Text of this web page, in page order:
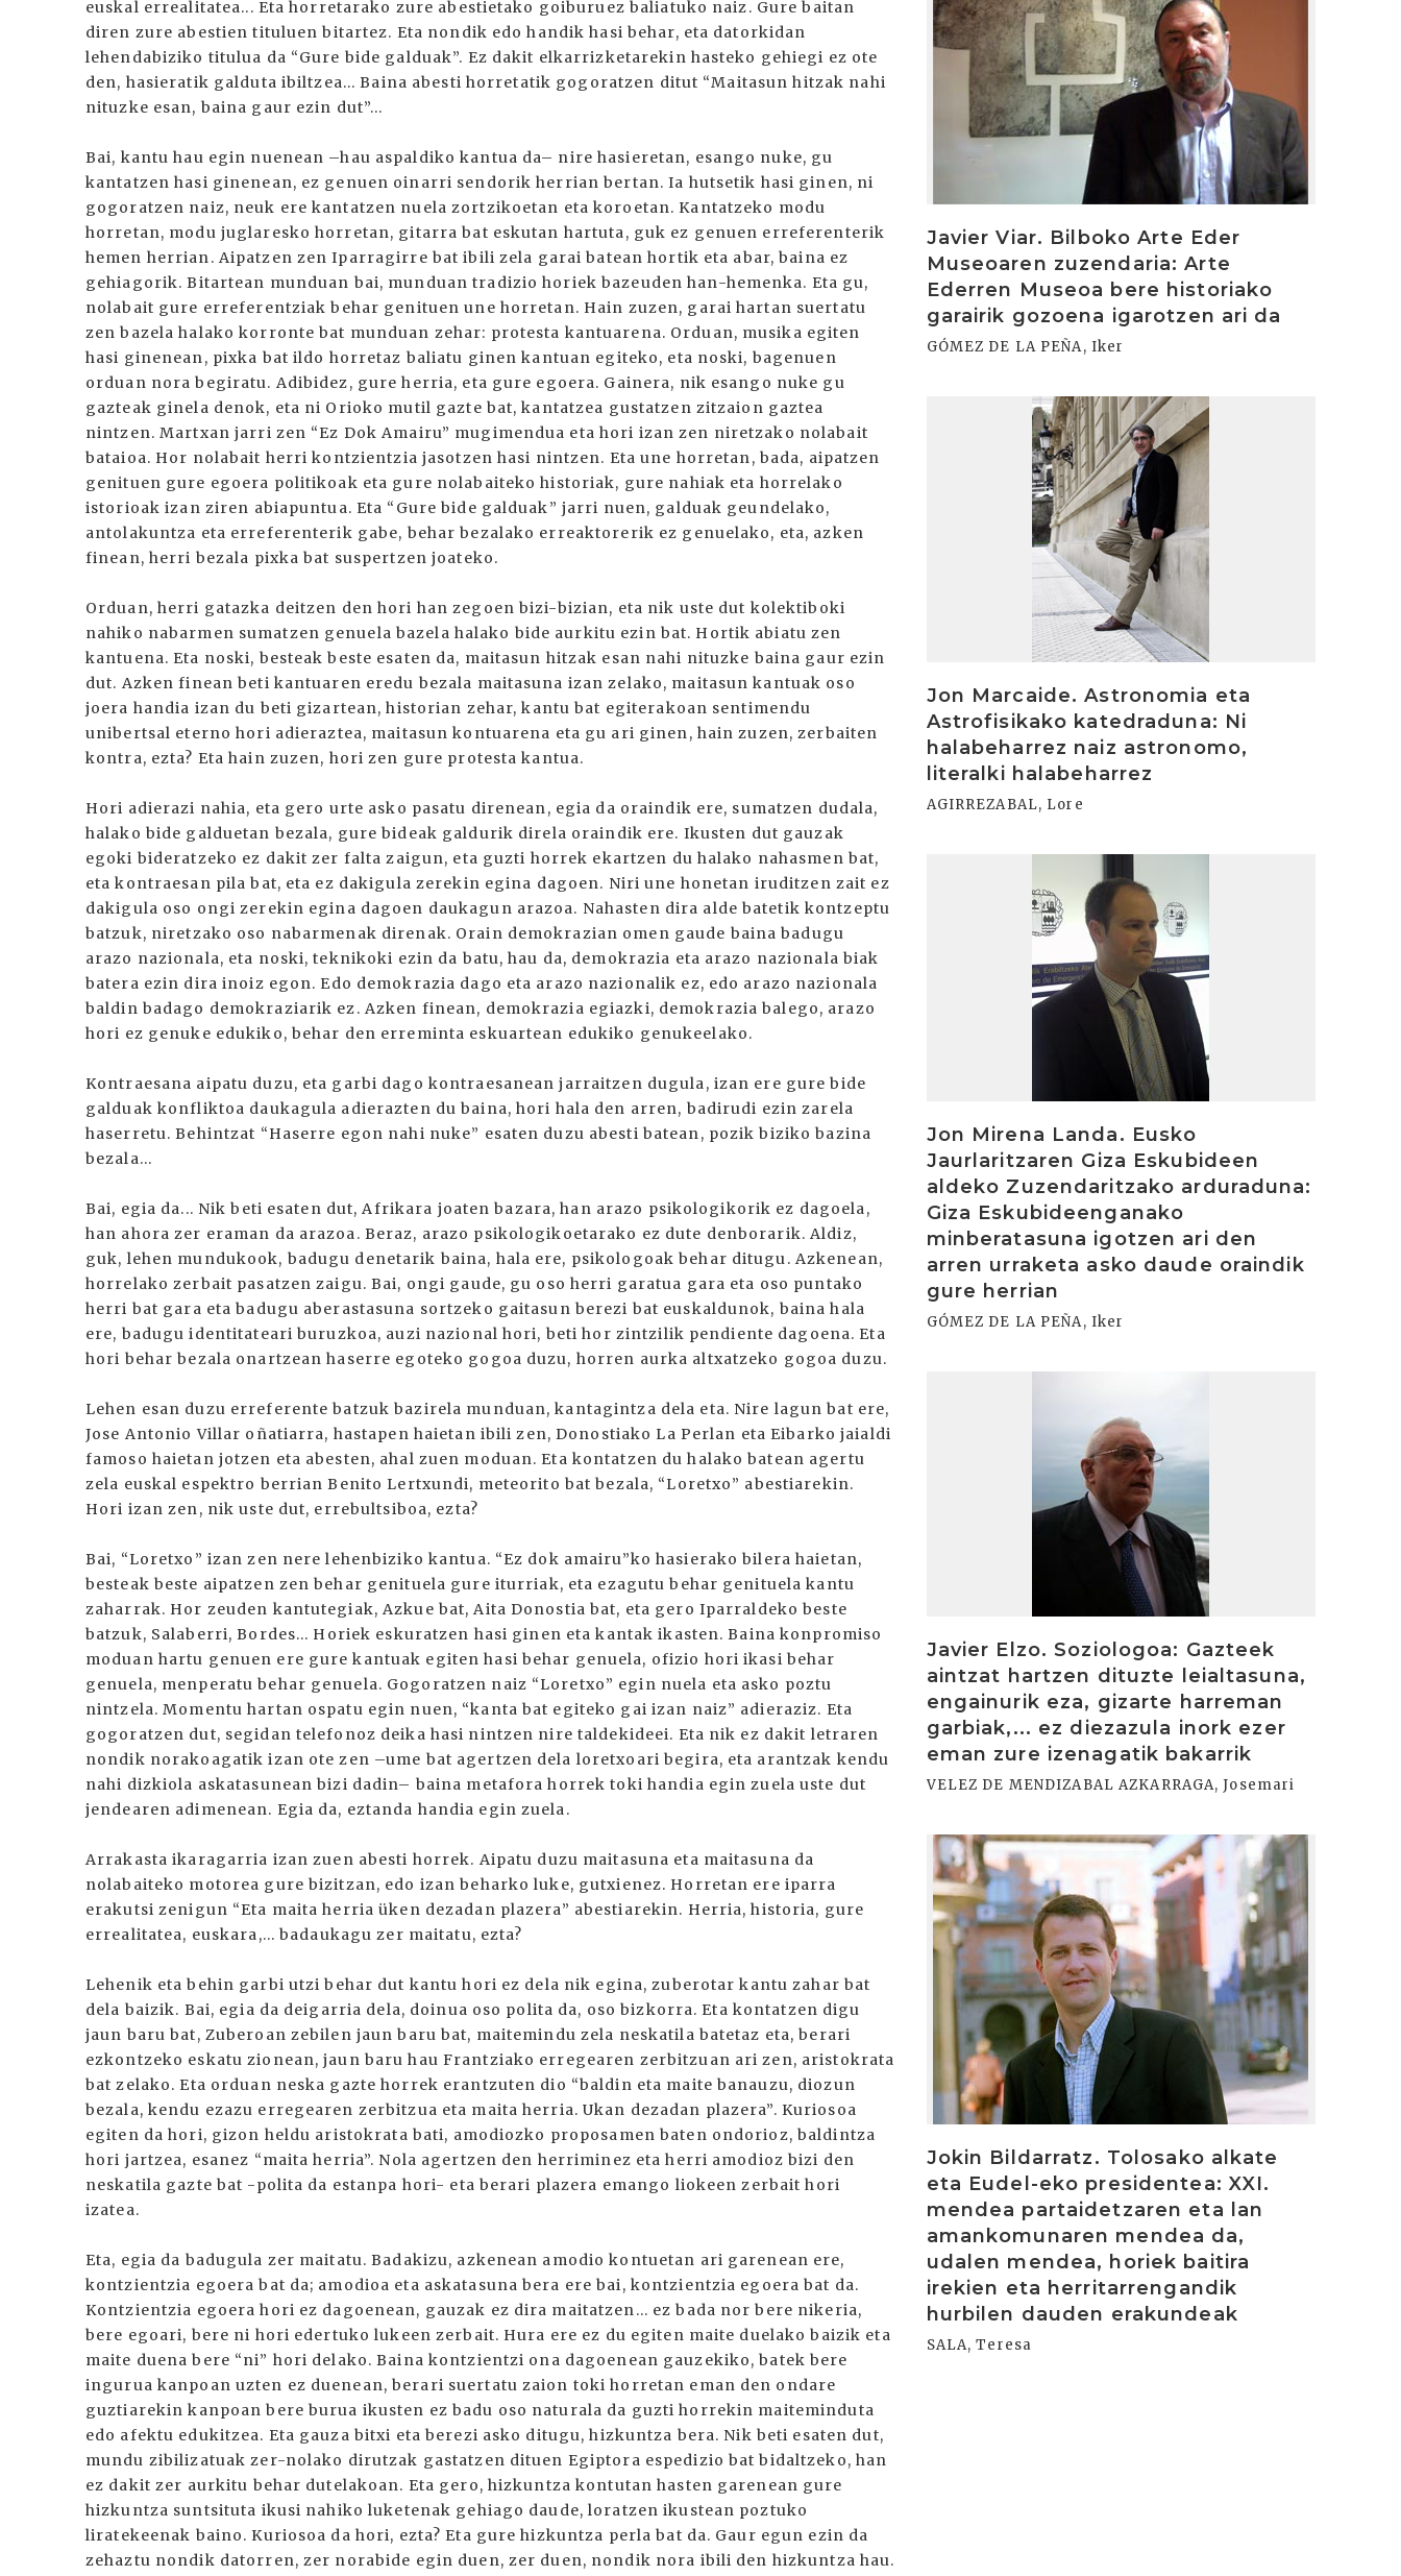
euskal errealitatea... Eta horretarako zure abestietako goiburuez baliatuko naiz. Gure baitan
diren zure abestien tituluen bitartez. Eta nondik edo handik hasi behar, eta datorkidan
lehendabiziko titulua da “Gure bide galduak”. Ez dakit elkarrizketarekin hasteko gehiegi ez ote
den, hasieratik galduta ibiltzea... Baina abesti horretatik gogoratzen ditut “Maitasun hitzak nahi
nituzke esan, baina gaur ezin dut”...
Bai, kantu hau egin nuenean –hau aspaldiko kantua da– nire hasieretan, esango nuke, gu
kantatzen hasi ginenean, ez genuen oinarri sendorik herrian bertan. Ia hutsetik hasi ginen, ni
gogoratzen naiz, neuk ere kantatzen nuela zortzikoetan eta koroetan. Kantatzeko modu
horretan, modu juglaresko horretan, gitarra bat eskutan hartuta, guk ez genuen erreferenterik
hemen herrian. Aipatzen zen Iparragirre bat ibili zela garai batean hortik eta abar, baina ez
gehiagorik. Bitartean munduan bai, munduan tradizio horiek bazeuden han-hemenka. Eta gu,
nolabait gure erreferentziak behar genituen une horretan. Hain zuzen, garai hartan suertatu
zen bazela halako korronte bat munduan zehar: protesta kantuarena. Orduan, musika egiten
hasi ginenean, pixka bat ildo horretaz baliatu ginen kantuan egiteko, eta noski, bagenuen
orduan nora begiratu. Adibidez, gure herria, eta gure egoera. Gainera, nik esango nuke gu
gazteak ginela denok, eta ni Orioko mutil gazte bat, kantatzea gustatzen zitzaion gaztea
nintzen. Martxan jarri zen “Ez Dok Amairu” mugimendua eta hori izan zen niretzako nolabait
bataioa. Hor nolabait herri kontzientzia jasotzen hasi nintzen. Eta une horretan, bada, aipatzen
genituen gure egoera politikoak eta gure nolabaiteko historiak, gure nahiak eta horrelako
istorioak izan ziren abiapuntua. Eta “Gure bide galduak” jarri nuen, galduak geundelako,
antolakuntza eta erreferenterik gabe, behar bezalako erreaktorerik ez genuelako, eta, azken
finean, herri bezala pixka bat suspertzen joateko.
Orduan, herri gatazka deitzen den hori han zegoen bizi-bizian, eta nik uste dut kolektiboki
nahiko nabarmen sumatzen genuela bazela halako bide aurkitu ezin bat. Hortik abiatu zen
kantuena. Eta noski, besteak beste esaten da, maitasun hitzak esan nahi nituzke baina gaur ezin
dut. Azken finean beti kantuaren eredu bezala maitasuna izan zelako, maitasun kantuak oso
joera handia izan du beti gizartean, historian zehar, kantu bat egiterakoan sentimendu
unibertsal eterno hori adieraztea, maitasun kontuarena eta gu ari ginen, hain zuzen, zerbaiten
kontra, ezta? Eta hain zuzen, hori zen gure protesta kantua.
Hori adierazi nahia, eta gero urte asko pasatu direnean, egia da oraindik ere, sumatzen dudala,
halako bide galduetan bezala, gure bideak galdurik direla oraindik ere. Ikusten dut gauzak
egoki bideratzeko ez dakit zer falta zaigun, eta guzti horrek ekartzen du halako nahasmen bat,
eta kontraesan pila bat, eta ez dakigula zerekin egina dagoen. Niri une honetan iruditzen zait ez
dakigula oso ongi zerekin egina dagoen daukagun arazoa. Nahasten dira alde batetik kontzeptu
batzuk, niretzako oso nabarmenak direnak. Orain demokrazian omen gaude baina badugu
arazo nazionala, eta noski, teknikoki ezin da batu, hau da, demokrazia eta arazo nazionala biak
batera ezin dira inoiz egon. Edo demokrazia dago eta arazo nazionalik ez, edo arazo nazionala
baldin badago demokraziarik ez. Azken finean, demokrazia egiazki, demokrazia balego, arazo
hori ez genuke edukiko, behar den erreminta eskuartean edukiko genukeelako.
Kontraesana aipatu duzu, eta garbi dago kontraesanean jarraitzen dugula, izan ere gure bide
galduak konfliktoa daukagula adierazten du baina, hori hala den arren, badirudi ezin zarela
haserretu. Behintzat “Haserre egon nahi nuke” esaten duzu abesti batean, pozik biziko bazina
bezala...
Bai, egia da... Nik beti esaten dut, Afrikara joaten bazara, han arazo psikologikorik ez dagoela,
han ahora zer eraman da arazoa. Beraz, arazo psikologikoetarako ez dute denborarik. Aldiz,
guk, lehen mundukook, badugu denetarik baina, hala ere, psikologoak behar ditugu. Azkenean,
horrelako zerbait pasatzen zaigu. Bai, ongi gaude, gu oso herri garatua gara eta oso puntako
herri bat gara eta badugu aberastasuna sortzeko gaitasun berezi bat euskaldunok, baina hala
ere, badugu identitateari buruzkoa, auzi nazional hori, beti hor zintzilik pendiente dagoena. Eta
hori behar bezala onartzean haserre egoteko gogoa duzu, horren aurka altxatzeko gogoa duzu.
Lehen esan duzu erreferente batzuk bazirela munduan, kantagintza dela eta. Nire lagun bat ere,
Jose Antonio Villar oñatiarra, hastapen haietan ibili zen, Donostiako La Perlan eta Eibarko jaialdi
famoso haietan jotzen eta abesten, ahal zuen moduan. Eta kontatzen du halako batean agertu
zela euskal espektro berrian Benito Lertxundi, meteorito bat bezala, “Loretxo” abestiarekin.
Hori izan zen, nik uste dut, errebultsiboa, ezta?
Bai, “Loretxo” izan zen nere lehenbiziko kantua. “Ez dok amairu”ko hasierako bilera haietan,
besteak beste aipatzen zen behar genituela gure iturriak, eta ezagutu behar genituela kantu
zaharrak. Hor zeuden kantutegiak, Azkue bat, Aita Donostia bat, eta gero Iparraldeko beste
batzuk, Salaberri, Bordes... Horiek eskuratzen hasi ginen eta kantak ikasten. Baina konpromiso
moduan hartu genuen ere gure kantuak egiten hasi behar genuela, ofizio hori ikasi behar
genuela, menperatu behar genuela. Gogoratzen naiz “Loretxo” egin nuela eta asko poztu
nintzela. Momentu hartan ospatu egin nuen, “kanta bat egiteko gai izan naiz” adieraziz. Eta
gogoratzen dut, segidan telefonoz deika hasi nintzen nire taldekideei. Eta nik ez dakit letraren
nondik norakoagatik izan ote zen –ume bat agertzen dela loretxoari begira, eta arantzak kendu
nahi dizkiola askatasunean bizi dadin– baina metafora horrek toki handia egin zuela uste dut
jendearen adimenean. Egia da, eztanda handia egin zuela.
Arrakasta ikaragarria izan zuen abesti horrek. Aipatu duzu maitasuna eta maitasuna da
nolabaiteko motorea gure bizitzan, edo izan beharko luke, gutxienez. Horretan ere iparra
erakutsi zenigun “Eta maita herria üken dezadan plazera” abestiarekin. Herria, historia, gure
errealitatea, euskara,... badaukagu zer maitatu, ezta?
Lehenik eta behin garbi utzi behar dut kantu hori ez dela nik egina, zuberotar kantu zahar bat
dela baizik. Bai, egia da deigarria dela, doinua oso polita da, oso bizkorra. Eta kontatzen digu
jaun baru bat, Zuberoan zebilen jaun baru bat, maitemindu zela neskatila batetaz eta, berari
ezkontzeko eskatu zionean, jaun baru hau Frantziako erregearen zerbitzuan ari zen, aristokrata
bat zelako. Eta orduan neska gazte horrek erantzuten dio “baldin eta maite banauzu, diozun
bezala, kendu ezazu erregearen zerbitzua eta maita herria. Ukan dezadan plazera”. Kuriosoa
egiten da hori, gizon heldu aristokrata bati, amodiozko proposamen baten ondorioz, baldintza
hori jartzea, esanez “maita herria”. Nola agertzen den herriminez eta herri amodioz bizi den
neskatila gazte bat -polita da estanpa hori- eta berari plazera emango liokeen zerbait hori
izatea.
Eta, egia da badugula zer maitatu. Badakizu, azkenean amodio kontuetan ari garenean ere,
kontzientzia egoera bat da; amodioa eta askatasuna bera ere bai, kontzientzia egoera bat da.
Kontzientzia egoera hori ez dagoenean, gauzak ez dira maitatzen... ez bada nor bere nikeria,
bere egoari, bere ni hori edertuko lukeen zerbait. Hura ere ez du egiten maite duelako baizik eta
maite duena bere “ni” hori delako. Baina kontzientzi ona dagoenean gauzekiko, batek bere
ingurua kanpoan uzten ez duenean, berari suertatu zaion toki horretan eman den ondare
guztiarekin kanpoan bere burua ikusten ez badu oso naturala da guzti horrekin maiteminduta
edo afektu edukitzea. Eta gauza bitxi eta berezi asko ditugu, hizkuntza bera. Nik beti esaten dut,
mundu zibilizatuak zer-nolako dirutzak gastatzen dituen Egiptora espedizio bat bidaltzeko, han
ez dakit zer aurkitu behar dutelakoan. Eta gero, hizkuntza kontutan hasten garenean gure
hizkuntza suntsituta ikusi nahiko luketenak gehiago daude, loratzen ikustean poztuko
liratekeenak baino. Kuriosoa da hori, ezta? Eta gure hizkuntza perla bat da. Gaur egun ezin da
zehaztu nondik datorren, zer norabide egin duen, zer duen, nondik nora ibili den hizkuntza hau.
Javier Viar. Bilboko Arte Eder
Museoaren zuzendaria: Arte
Ederren Museoa bere historiako
garairik gozoena igarotzen ari da
GÓMEZ DE LA PEÑA, Iker
Jon Marcaide. Astronomia eta
Astrofisikako katedraduna: Ni
halabeharrez naiz astronomo,
literalki halabeharrez
AGIRREZABAL, Lore
Jon Mirena Landa. Eusko
Jaurlaritzaren Giza Eskubideen
aldeko Zuzendaritzako arduraduna:
Giza Eskubideenganako
minberatasuna igotzen ari den
arren urraketa asko daude oraindik
gure herrian
GÓMEZ DE LA PEÑA, Iker
Javier Elzo. Soziologoa: Gazteek
aintzat hartzen dituzte leialtasuna,
engainurik eza, gizarte harreman
garbiak,... ez diezazula inork ezer
eman zure izenagatik bakarrik
VELEZ DE MENDIZABAL AZKARRAGA, Josemari
Jokin Bildarratz. Tolosako alkate
eta Eudel-eko presidentea: XXI.
mendea partaidetzaren eta lan
amankomunaren mendea da,
udalen mendea, horiek baitira
irekien eta herritarrengandik
hurbilen dauden erakundeak
SALA, Teresa
Irakurri